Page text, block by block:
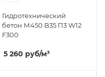
Гидротехнический
бетон М450 B35 П3 W12
F300
5 260 руб/м³